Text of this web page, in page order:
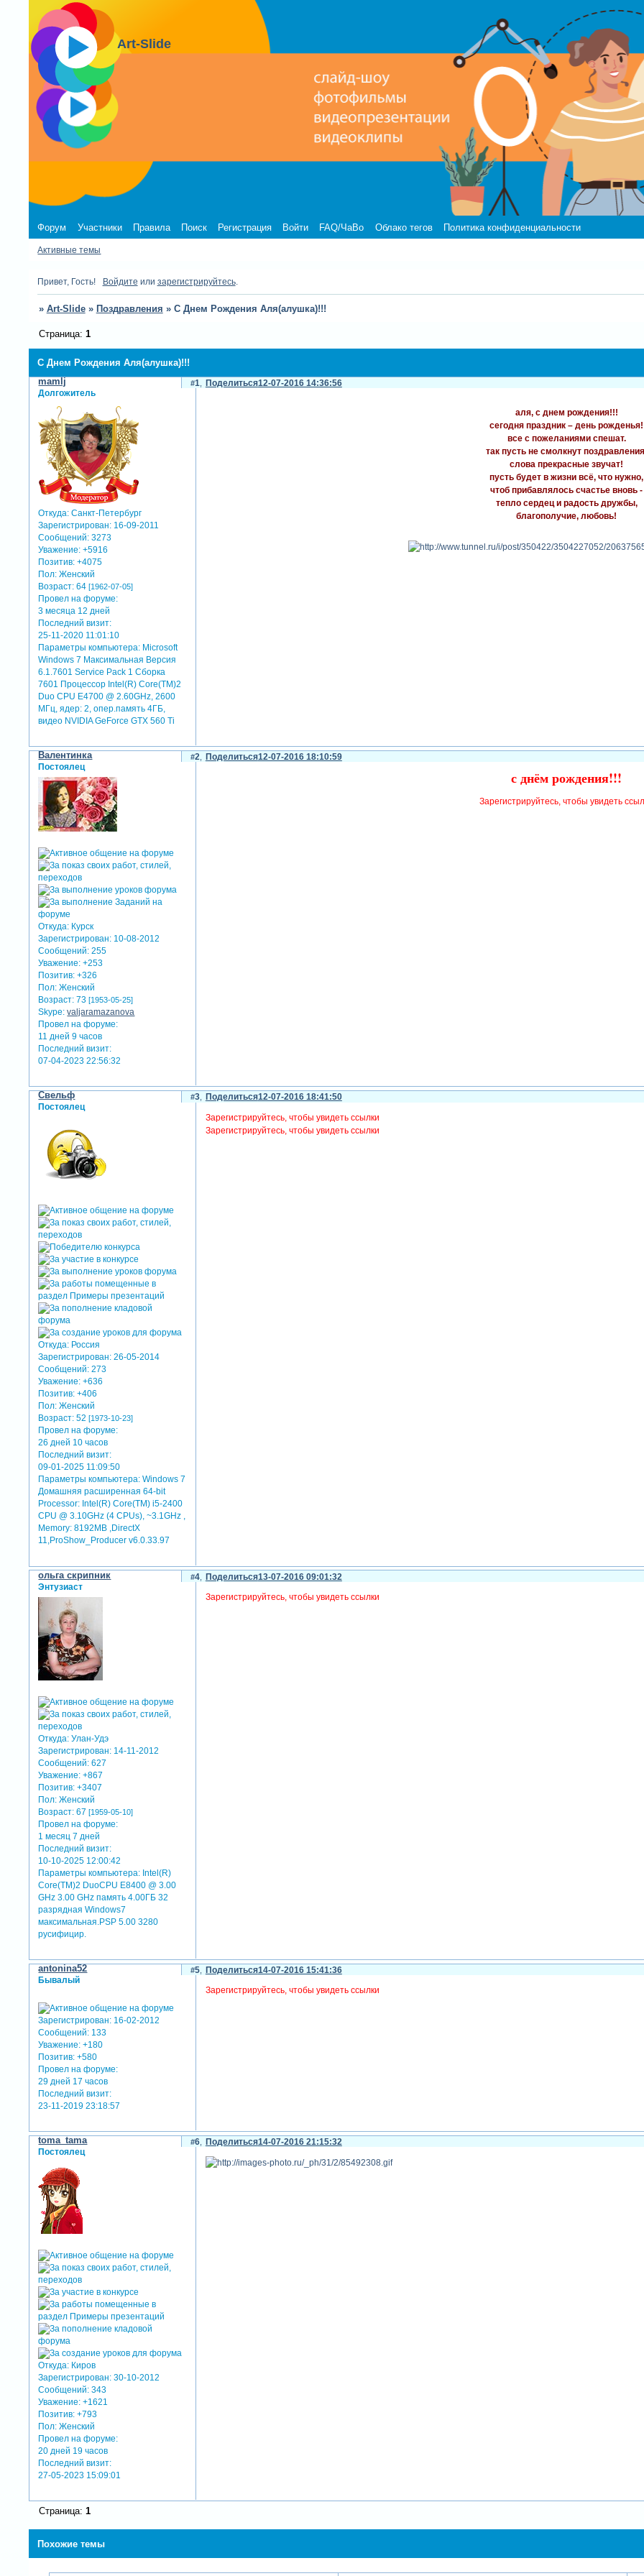
Art-Slide
Форум Участники Правила Поиск Регистрация Войти FAQ/ЧаВо Облако тегов Политика конфиденциальности
Активные темы
Привет, Гость! Войдите или зарегистрируйтесь.
» Art-Slide » Поздравления » С Днем Рождения Аля(алушка)!!!
С Днем Рождения Аля(алушка)!!!
Страница: 1
Поделиться
1 12-07-2016 14:36:56
mamlj
Долгожитель
Откуда: Санкт-Петербург
Зарегистрирован: 16-09-2011
Сообщений: 3273
Уважение: +5916
Позитив: +4075
Пол: Женский
Возраст: 64[1962-07-05]
Провел на форуме:
3 месяца 12 дней
Последний визит:
25-11-2020 11:01:10
Параметры компьютера: Microsoft
Windows 7 Максимальная Версия
6.1.7601 Service Pack 1 Сборка
7601 Процессор Intel(R) Core(TM)2
Duo CPU E4700 @ 2.60GHz, 2600
МГц, ядер: 2, опер.память 4ГБ,
видео NVIDIA GeForce GTX 560 Ti
aля, с днем рождения!!!
сегодня праздник – день рожденья!
все с пожеланиями спешат.
так пусть не смолкнут
слова прекрасные звучат!
пусть будет в жизни всё, что нужно,
чтоб прибавлялось счастье вновь -
тепло сердец и радость дружбы,
благополучие, любовь!
Поделиться
2 12-07-2016 18:10:59
Валентинка
Постоялец
Откуда: Курск
Зарегистрирован: 10-08-2012
Сообщений: 255
Уважение: +253
Позитив: +326
Пол: Женский
Возраст: 73[1953-05-25]
Skype: valjaramazanova
Провел на форуме:
11 дней 9 часов
Последний визит:
07-04-2023 22:56:32
с днём рождения!!!
Зарегистрируйтесь, чтобы увидеть
Поделиться
3 12-07-2016 18:41:50
Свельф
Постоялец
Откуда: Россия
Зарегистрирован: 26-05-2014
Сообщений: 273
Уважение: +636
Позитив: +406
Пол: Женский
Возраст: 52[1973-10-23]
Провел на форуме:
26 дней 10 часов
Последний визит:
09-01-2025 11:09:50
Параметры компьютера: Windows 7
Домашняя расширенная 64-bit
Processor: Intel(R) Core(TM) i5-2400
CPU @ 3.10GHz (4 CPUs), ~3.1GHz ,
Memory: 8192MB ,DirectX
11,ProShow_Producer v6.0.33.97
Зарегистрируйтесь, чтобы увидеть ссылки
Зарегистрируйтесь, чтобы увидеть ссылки
Поделиться
4 13-07-2016 09:01:32
ольга скрипник
Энтузиаст
Откуда: Улан-Удэ
Зарегистрирован: 14-11-2012
Сообщений: 627
Уважение: +867
Позитив: +3407
Пол: Женский
Возраст: 67[1959-05-10]
Провел на форуме:
1 месяц 7 дней
Последний визит:
10-10-2025 12:00:42
Параметры компьютера: Intel(R)
Core(TM)2 DuoCPU E8400 @ 3.00
GHz 3.00 GHz память 4.00ГБ 32
разрядная Windows7
максимальная.PSP 5.00 3280
русифицир.
Зарегистрируйтесь, чтобы увидеть ссылки
Поделиться
5 14-07-2016 15:41:36
antonina52
Бывалый
Зарегистрирован: 16-02-2012
Сообщений: 133
Уважение: +180
Позитив: +580
Провел на форуме:
29 дней 17 часов
Последний визит:
23-11-2019 23:18:57
Зарегистрируйтесь, чтобы увидеть ссылки
Поделиться
6 14-07-2016 21:15:32
toma_tama
Постоялец
Откуда: Киров
Зарегистрирован: 30-10-2012
Сообщений: 343
Уважение: +1621
Позитив: +793
Пол: Женский
Провел на форуме:
20 дней 19 часов
Последний визит:
27-05-2023 15:09:01
Страница: 1
Похожие темы